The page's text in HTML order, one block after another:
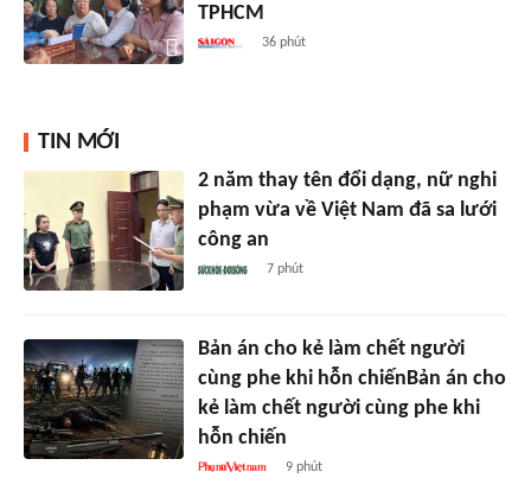
TPHCM
36 phút
TIN MỚI
2 năm thay tên đổi dạng, nữ nghi
phạm vừa về Việt Nam đã sa lưới
công an
7 phút
Bản án cho kẻ làm chết người
cùng phe khi hỗn chiếnBản án cho
kẻ làm chết người cùng phe khi
hỗn chiến
9 phút